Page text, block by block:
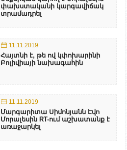
փախստականի կարգավիճակ
տրամադրել
11.11.2019
Հայտնի է, թե ով կփոխարինի
Բոլիվիայի նախագահին
11.11.2019
Մարգարիտա Սիմոնյանն Էվո
Մորալեսին RT-ում աշխատանք է
առաջարկել